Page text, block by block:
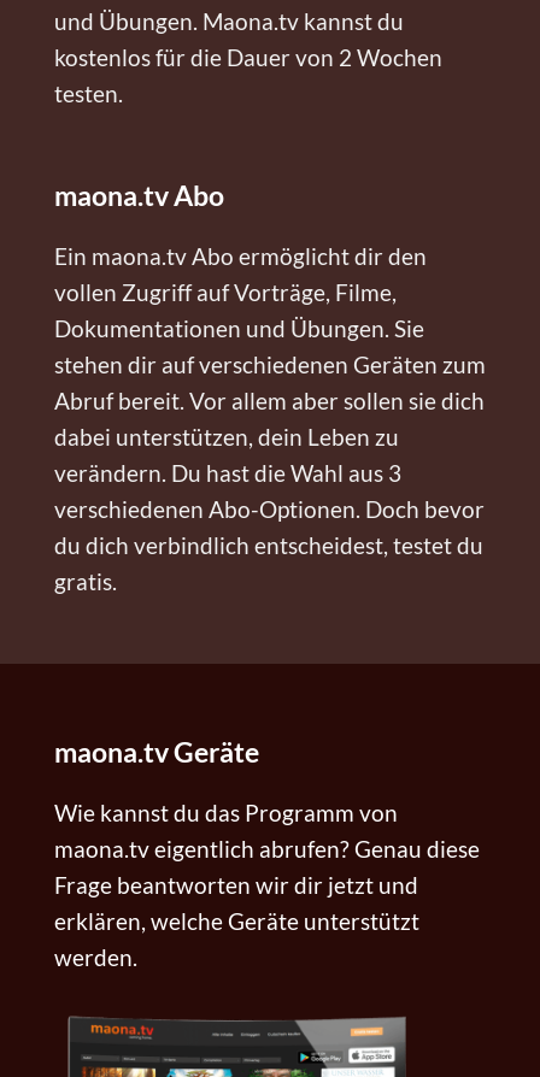
und Übungen. Maona.tv kannst du
kostenlos für die Dauer von 2 Wochen
testen.
maona.tv Abo
Ein maona.tv Abo ermöglicht dir den
vollen Zugriff auf Vorträge, Filme,
Dokumentationen und Übungen. Sie
stehen dir auf verschiedenen Geräten zum
Abruf bereit. Vor allem aber sollen sie dich
dabei unterstützen, dein Leben zu
verändern. Du hast die Wahl aus 3
verschiedenen Abo-Optionen. Doch bevor
du dich verbindlich entscheidest, testet du
gratis.
maona.tv Geräte
Wie kannst du das Programm von
maona.tv eigentlich abrufen? Genau diese
Frage beantworten wir dir jetzt und
erklären, welche Geräte unterstützt
werden.